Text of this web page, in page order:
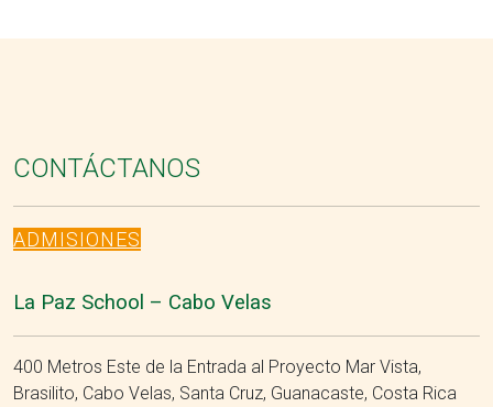
CONTÁCTANOS
ADMISIONES
La Paz School – Cabo Velas
400 Metros Este de la Entrada al Proyecto Mar Vista,
Brasilito, Cabo Velas, Santa Cruz, Guanacaste, Costa Rica